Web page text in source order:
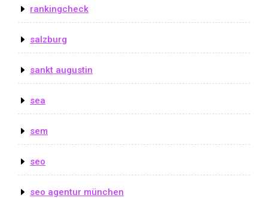
rankingcheck
salzburg
sankt augustin
sea
sem
seo
seo agentur münchen